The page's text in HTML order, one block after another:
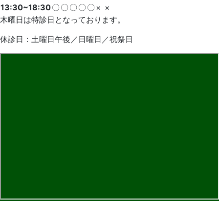
13:30~18:30〇 〇 〇 〇 〇 × ×
木曜日は特診日となっております。
休診日：土曜日午後／日曜日／祝祭日